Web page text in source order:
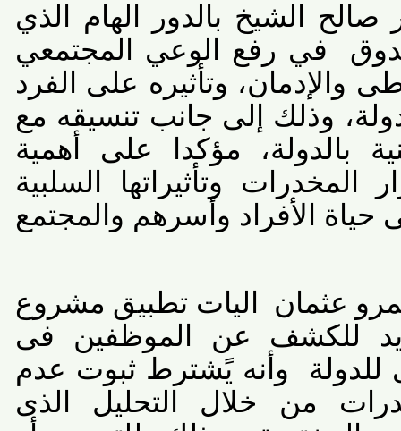
الشيخ بالدور الهام الذي
في رفع الوعي المجتمعي
وتأثيره على الفرد
وذلك إلى جانب تنسيقه مع
بالدولة، مؤكدا على أهمية
وتأثيراتها السلبية
الأفراد وأسرهم والمجتمع
عثمان اليات تطبيق مشروع
للكشف عن الموظفين فى
وأنه يًشترط ثبوت عدم
من خلال التحليل الذى